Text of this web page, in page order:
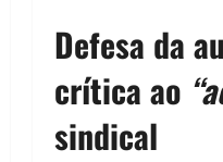
Defesa da
crítica ao
sindical